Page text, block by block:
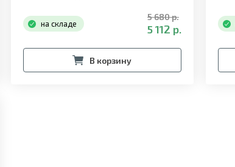
на складе
5 680 р.
5 112 р.
В корзину